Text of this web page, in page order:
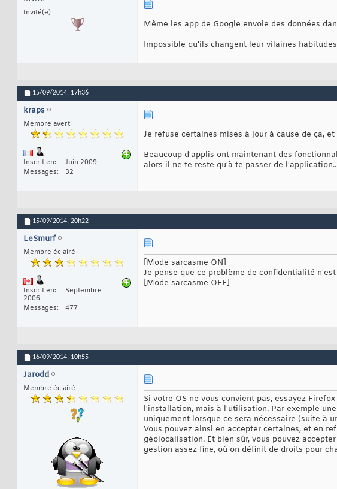
Invité(e)
Même les app de Google envoie des données
Impossible qu'ils changent leur vilaines
15/09/2014, 17h36
kraps
Membre averti
Inscrit en
Juin 2009
Messages
32
Je refuse certaines mises à jour à cause de ça,
Beaucoup d'applis ont maintenant des
alors il ne te reste qu'à te passer de
15/09/2014, 20h22
LeSmurf
Membre éclairé
Inscrit en
Septembre
2006
Messages
477
[Mode sarcasme ON]
Je pense que ce problème de confidentialité
[Mode sarcasme OFF]
16/09/2014, 10h55
Jarodd
Membre éclairé
Si votre OS ne vous convient pas, essayez
l'installation, mais à l'utilisation. Par exemple
uniquement lorsque ce sera nécessaire (suite à
Vous pouvez ainsi en accepter certaines, et en
géolocalisation. Et bien sûr, vous pouvez
gestion assez fine, où on définit de droits pour